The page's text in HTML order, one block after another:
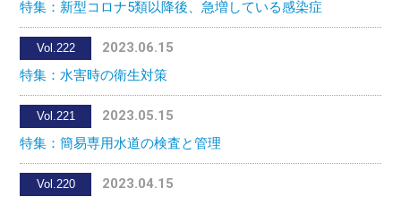
特集：新型コロナ5類以降後、急増している感染症
Vol.222
2023.06.15
特集：水害時の衛生対策
Vol.221
2023.05.15
特集：簡易専用水道の検査と管理
Vol.220
2023.04.15